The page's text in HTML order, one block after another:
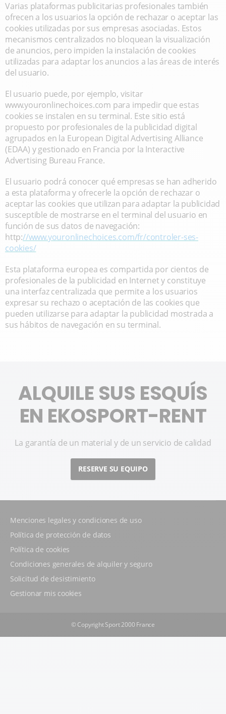
Varias plataformas publicitarias profesionales también
ofrecen a los usuarios la opción de rechazar o aceptar las
cookies utilizadas por sus empresas asociadas. Estos
mecanismos centralizados no bloquean la visualización
de anuncios, pero impiden la instalación de cookies
utilizadas para adaptar los anuncios a las áreas de interés
del usuario.
El usuario puede, por ejemplo, visitar
www.youronlinechoices.com para impedir que estas
cookies se instalen en su terminal. Este sitio está
propuesto por profesionales de la publicidad digital
agrupados en la European Digital Advertising Alliance
(EDAA) y gestionado en Francia por la Interactive
Advertising Bureau France.
El usuario podrá conocer qué empresas se han adherido
a esta plataforma y ofrecerle la opción de rechazar o
aceptar las cookies que utilizan para adaptar la publicidad
susceptible de mostrarse en el terminal del usuario en
función de sus datos de navegación:
http://www.youronlinechoices.com/fr/controler-ses-
cookies/
Esta plataforma europea es compartida por cientos de
profesionales de la publicidad en Internet y constituye
una interfaz centralizada que permite a los usuarios
expresar su rechazo o aceptación de las cookies que
pueden utilizarse para adaptar la publicidad mostrada a
sus hábitos de navegación en su terminal.
ALQUILE SUS ESQUÍS
EN EKOSPORT-RENT
La garantía de un material y de un servicio de calidad
RESERVE SU EQUIPO
Menciones legales y condiciones de uso
Política de protección de datos
Política de cookies
Condiciones generales de alquiler y seguro
Solicitud de desistimiento
Gestionar mis cookies
© Copyright Sport 2000 France